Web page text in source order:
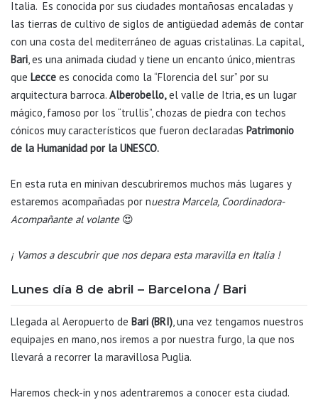
Italia. Es conocida por sus ciudades montañosas encaladas y
las tierras de cultivo de siglos de antigüedad además de contar
con una costa del mediterráneo de aguas cristalinas. La capital,
Bari, es una animada ciudad y tiene un encanto único, mientras
que Lecce es conocida como la “Florencia del sur” por su
arquitectura barroca. Alberobello,el valle de Itria, es un lugar
mágico, famoso por los “trullis”, chozas de piedra con techos
cónicos muy característicos que fueron declaradas Patrimonio
de la Humanidad por la UNESCO.
En esta ruta en minivan descubriremos muchos más lugares y
estaremos acompañadas por nuestra Marcela, Coordinadora-
Acompañante al volante😍
¡ Vamos a descubrir que nos depara esta maravilla en Italia !
Lunes día 8 de abril – Barcelona / Bari
Llegada al Aeropuerto de Bari (BRI), una vez tengamos nuestros
equipajes en mano, nos iremos a por nuestra furgo, la que nos
llevará a recorrer la maravillosa Puglia.
Haremos check-in y nos adentraremos a conocer esta ciudad.